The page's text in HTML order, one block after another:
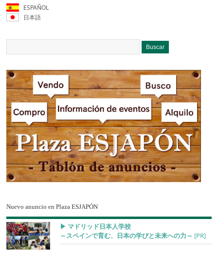
ESPAÑOL
日本語
Nuevo anuncio en Plaza ESJAPÓN
▶︎ マドリッド日本人学校
～スペインで育む、日本の学びと未来への力～ [PR]